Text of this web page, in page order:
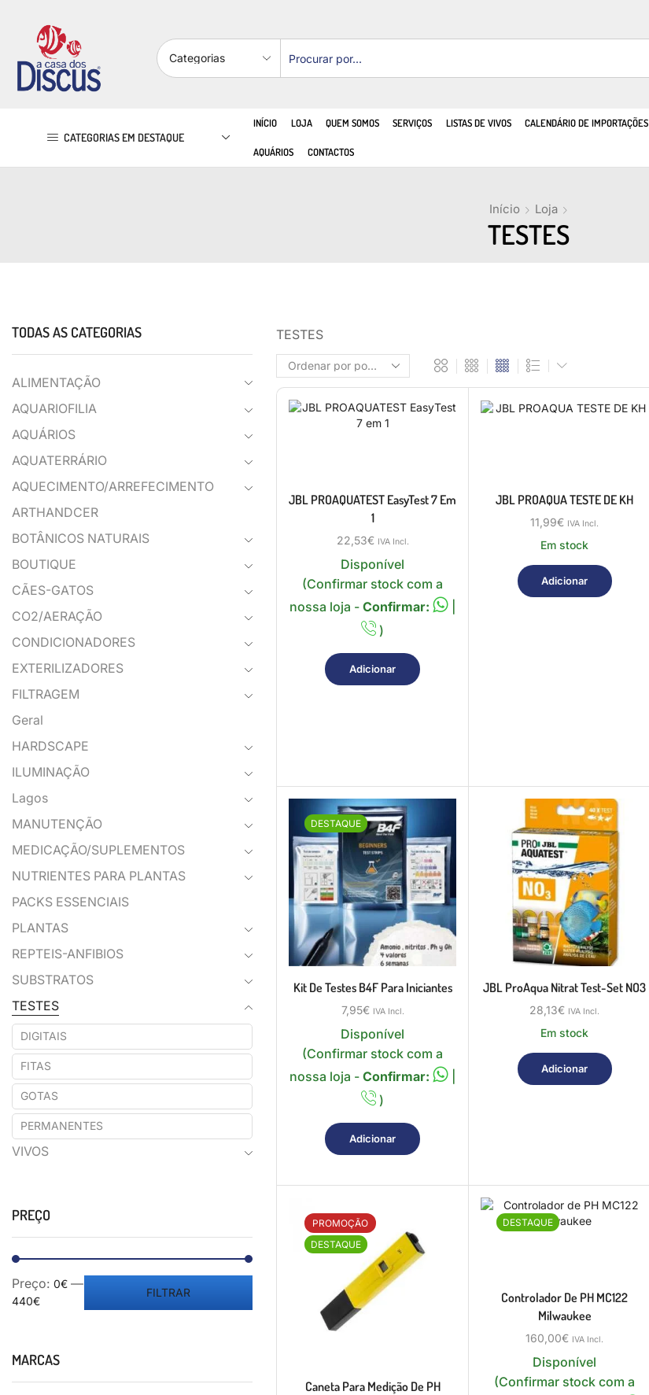
CATEGORIAS EM DESTAQUE
INÍCIO LOJA QUEM SOMOS SERVIÇOS LISTAS DE VIVOS CALENDÁRIO DE IMPORTAÇÕES
AQUÁRIOS CONTACTOS
Início Loja
TESTES
TESTES
JBL PROAQUATEST EasyTest 7 Em
1
22,53€ IVA Incl.
Disponível
(Confirmar stock com a
nossa loja - Confirmar:
|
)
Adicionar
JBL PROAQUA TESTE DE KH
11,99€ IVA Incl.
Em stock
Adicionar
DESTAQUE
Kit De Testes B4F Para Iniciantes
7,95€ IVA Incl.
Disponível
(Confirmar stock com a
nossa loja - Confirmar:
|
)
Adicionar
JBL ProAqua Nitrat Test-Set NO3
28,13€ IVA Incl.
Em stock
Adicionar
PROMOÇÃO
DESTAQUE
Caneta Para Medição De PH
DESTAQUE
Controlador De PH MC122
Milwaukee
160,00€ IVA Incl.
Disponível
(Confirmar stock com a
TODAS AS CATEGORIAS
ALIMENTAÇÃO
AQUARIOFILIA
AQUÁRIOS
AQUATERRÁRIO
AQUECIMENTO/ARREFECIMENTO
ARTHANDCER
BOTÂNICOS NATURAIS
BOUTIQUE
CÃES-GATOS
CO2/AERAÇÃO
CONDICIONADORES
EXTERILIZADORES
FILTRAGEM
Geral
HARDSCAPE
ILUMINAÇÃO
Lagos
MANUTENÇÃO
MEDICAÇÃO/SUPLEMENTOS
NUTRIENTES PARA PLANTAS
PACKS ESSENCIAIS
PLANTAS
REPTEIS-ANFIBIOS
SUBSTRATOS
TESTES
DIGITAIS
FITAS
GOTAS
PERMANENTES
VIVOS
PREÇO
FILTRAR
Preço: 0€ —
440€
MARCAS